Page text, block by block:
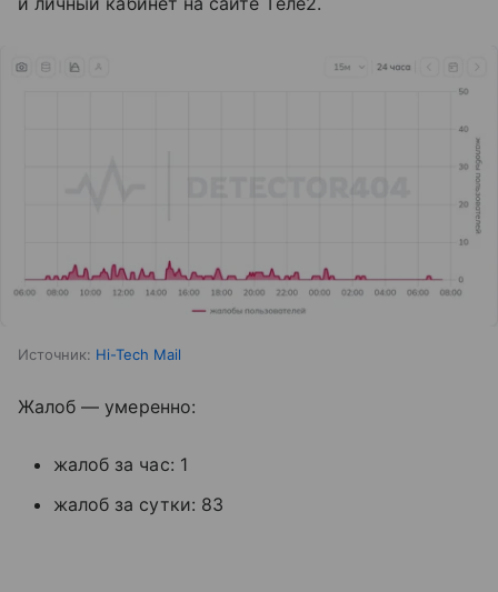
Источник: Hi-Tech Mail
Жалоб — умеренно:
жалоб за час: 1
жалоб за сутки: 83